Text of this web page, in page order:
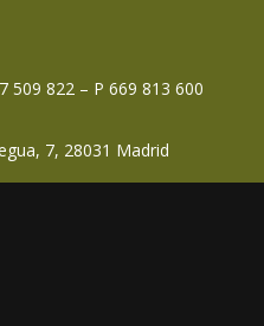
509 822 – P 669 813 600
7, 28031 Madrid